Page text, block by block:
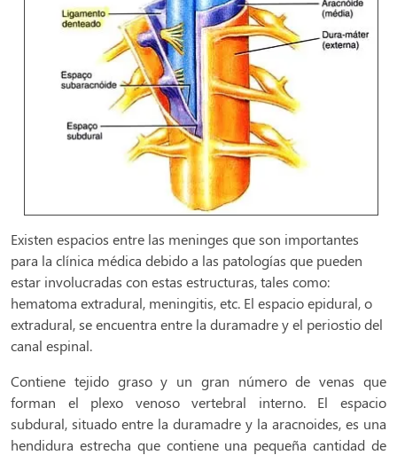
Existen espacios entre las meninges que son importantes
para la clínica médica debido a las patologías que pueden
estar involucradas con estas estructuras, tales como:
hematoma extradural, meningitis, etc. El espacio epidural, o
extradural, se encuentra entre la duramadre y el periostio del
canal espinal.
Contiene tejido graso y un gran número de venas que
forman el plexo venoso vertebral interno. El espacio
subdural, situado entre la duramadre y la aracnoides, es una
hendidura estrecha que contiene una pequeña cantidad de